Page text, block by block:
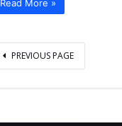
Read More »
PREVIOUS PAGE